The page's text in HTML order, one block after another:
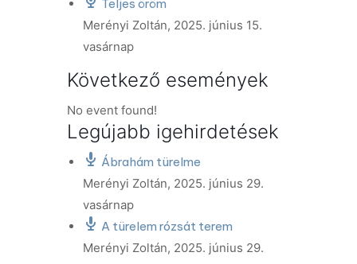
Teljes öröm
Merényi Zoltán, 2025. június 15.
vasárnap
Következő események
No event found!
Legújabb igehirdetések
Ábrahám türelme
Merényi Zoltán, 2025. június 29.
vasárnap
A türelem rózsát terem
Merényi Zoltán, 2025. június 29.